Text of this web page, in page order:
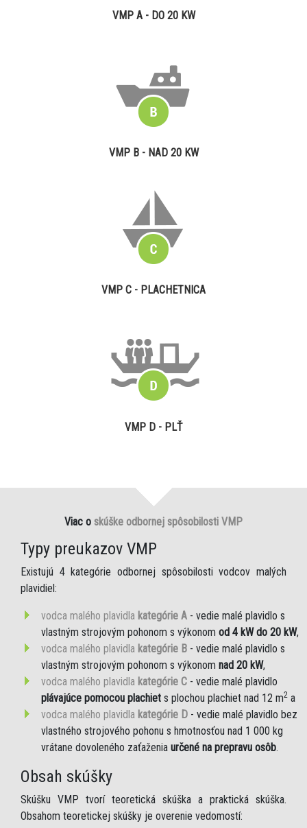
VMP A - DO 20 KW
VMP B - NAD 20 KW
VMP C - PLACHETNICA
VMP D - PLŤ
Viac o skúške odbornej spôsobilosti VMP
Typy preukazov VMP
Existujú 4 kategórie odbornej spôsobilosti vodcov malých
plavidiel:
vodca malého plavidla kategórie A - vedie malé plavidlo s
vlastným strojovým pohonom s výkonom od 4 kW do 20 kW,
vodca malého plavidla kategórie B - vedie malé plavidlo s
vlastným strojovým pohonom s výkonom nad 20 kW,
vodca malého plavidla kategórie C - vedie malé plavidlo
plávajúce pomocou plachiet s plochou plachiet nad 12 m2 a
vodca malého plavidla kategórie D - vedie malé plavidlo bez
vlastného strojového pohonu s hmotnosťou nad 1 000 kg
vrátane dovoleného zaťaženia určené na prepravu osôb.
Obsah skúšky
Skúšku VMP tvorí teoretická skúška a praktická skúška.
Obsahom teoretickej skúšky je overenie vedomostí: